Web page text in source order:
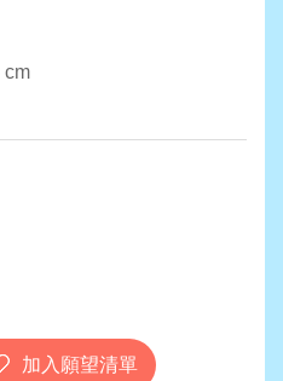
cm
加入願望清單